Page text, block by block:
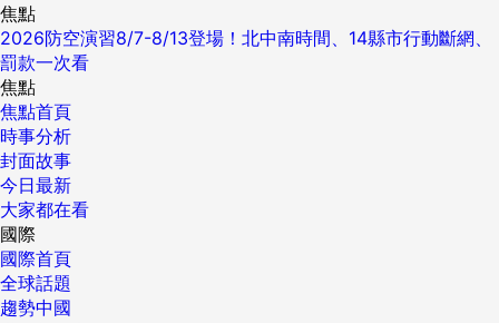
焦點
2026防空演習8/7-8/13登場！北中南時間、14縣市行動斷網、
罰款一次看
焦點
焦點首頁
時事分析
封面故事
今日最新
大家都在看
國際
國際首頁
全球話題
趨勢中國